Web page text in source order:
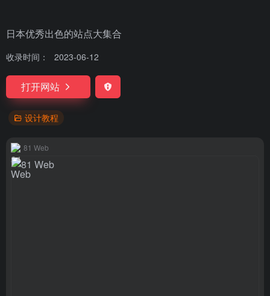
日本优秀出色的站点大集合
收录时间： 2023-06-12
打开网站
设计教程
81 Web